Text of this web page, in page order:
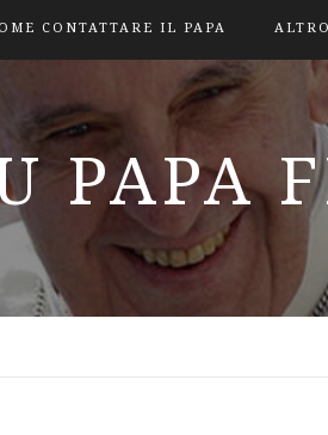
CONTATTARE IL PAPA ALTRO
PAPA